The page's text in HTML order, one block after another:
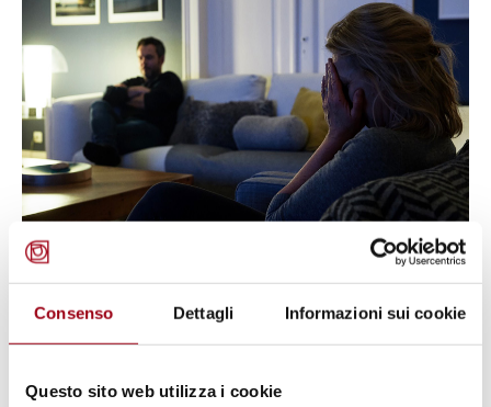
Consenso Dettagli Informazioni sui cookie
Questo sito web utilizza i cookie
WOMEN
European ministers adopt “Dublin
Declaration” on preventing
violence through equality